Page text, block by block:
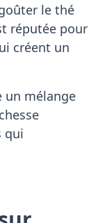
le thé
réputée pour
créent un
un mélange
qui